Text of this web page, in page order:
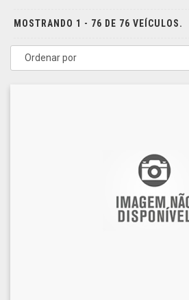
MOSTRANDO 1 - 76 DE 76 VEÍCULOS.
Ordenar por